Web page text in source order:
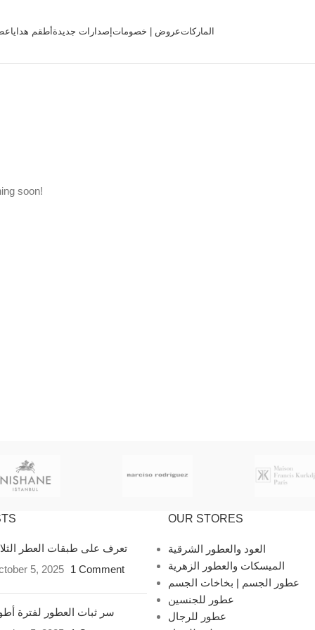
أطقم هدايا إصدارات جديدة عروض | خصوماتالماركات
soon!
تعرف على طبقات العطر
5, 2025
1 Comment
سر ثبات العطور لفترة
OUR STORES
العود والعطور الشرقية
الميسكات والعطور الزهرية
عطور الجسم | بخاخات الجسم
عطور للجنسين
عطور للرجال